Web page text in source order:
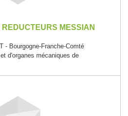
MESSIAN
- Bourgogne-Franche-Comté
d'organes mécaniques de